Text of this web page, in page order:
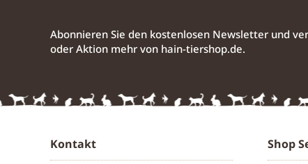
Abonnieren Sie den kostenlosen Newsletter und
oder Aktion mehr von hain-tiershop.de.
Kontakt Shop